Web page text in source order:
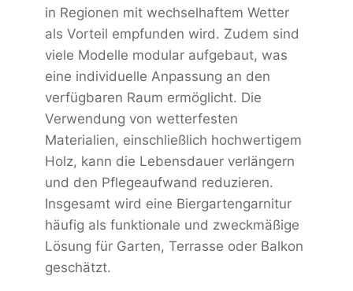
in Regionen mit wechselhaftem Wetter
als Vorteil empfunden wird. Zudem sind
viele Modelle modular aufgebaut, was
eine individuelle Anpassung an den
verfügbaren Raum ermöglicht. Die
Verwendung von wetterfesten
Materialien, einschließlich hochwertigem
Holz, kann die Lebensdauer verlängern
und den Pflegeaufwand reduzieren.
Insgesamt wird eine Biergartengarnitur
häufig als funktionale und zweckmäßige
Lösung für Garten, Terrasse oder Balkon
geschätzt.